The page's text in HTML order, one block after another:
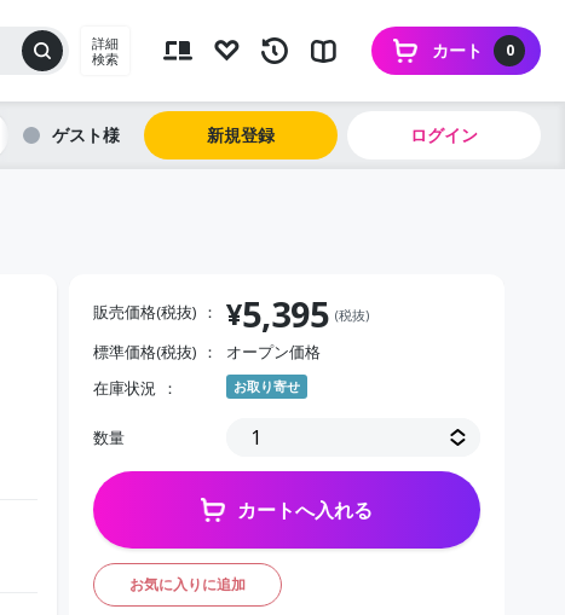
詳細
検索
0
カート
ゲスト 新規登録 ログイン
販売価格(税抜) ¥5,395 (税抜)
標準価格(税抜)
オープン価格
在庫状況
お取り寄せ
数量
カートへ入れる
お気に入りに追加